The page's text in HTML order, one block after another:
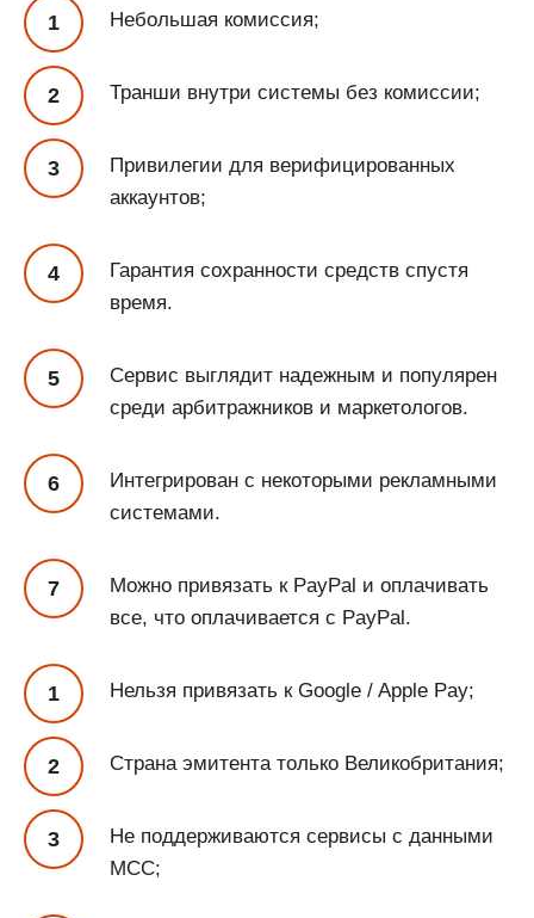
Небольшая комиссия;
Транши внутри системы без комиссии;
Привилегии для верифицированных
аккаунтов;
Гарантия сохранности средств спустя
время.
Сервис выглядит надежным и популярен
среди арбитражников и маркетологов.
Интегрирован с некоторыми рекламными
системами.
Можно привязать к PayPal и оплачивать
все, что оплачивается с PayPal.
Нельзя привязать к Google / Apple Pay;
Страна эмитента только Великобритания;
Не поддерживаются сервисы с данными
MCC;